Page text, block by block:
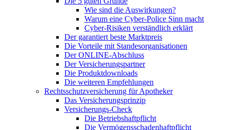
Wie sind die Auswirkungen?
Warum eine Cyber-Police Sinn macht
Cyber-Risiken verständlich erklärt
Der garantiert beste Marktpreis
Die Vorteile mit Standesorganisationen
Der ONLINE-Abschluss
Der Versicherungspartner
Die Produktdownloads
Die weiteren Empfehlungen
Rechtsschutzversicherung für Apotheker
Das Versicherungsprinzip
Versicherungs-Check
Die Betriebshaftpflicht
Die Vermögensschadenhaftpflicht